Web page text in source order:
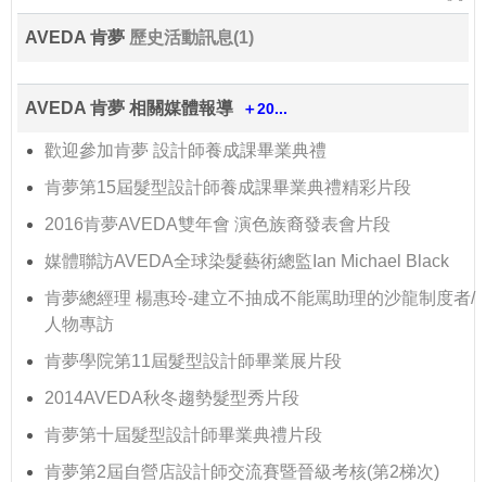
AVEDA 肯夢 歷史活動訊息(1)
AVEDA 肯夢 相關媒體報導 ＋20...
歡迎參加肯夢 設計師養成課畢業典禮
肯夢第15屆髮型設計師養成課畢業典禮精彩片段
2016肯夢AVEDA雙年會 演色族裔發表會片段
媒體聯訪AVEDA全球染髮藝術總監Ian Michael Black
肯夢總經理 楊惠玲-建立不抽成不能罵助理的沙龍制度者/
人物專訪
肯夢學院第11屆髮型設計師畢業展片段
2014AVEDA秋冬趨勢髮型秀片段
肯夢第十屆髮型設計師畢業典禮片段
肯夢第2屆自營店設計師交流賽暨晉級考核(第2梯次)